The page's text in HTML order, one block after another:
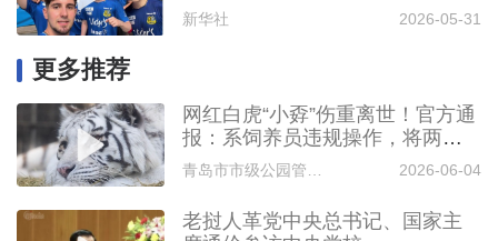
新华社 2026-05-31
更多推荐
网红白虎“小孬”伤重离世！官方通
报：系饲养员违规操作，将两只
白虎外放至同一外展区造成此事
青岛市市级公园管理服务中心 2026-06-04
老挝人革党中央总书记、国家主